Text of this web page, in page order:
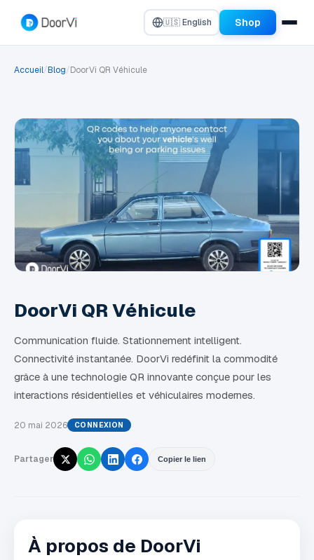
🇺🇸 English Shop
Accueil/Blog/DoorVi QR Véhicule
DoorVi QR Véhicule
Communication fluide. Stationnement intelligent.
Connectivité instantanée. DoorVi redéfinit la commodité
grâce à une technologie QR innovante conçue pour les
interactions résidentielles et véhiculaires modernes.
20 mai 2026 CONNEXION
Partager Copier le lien
À propos de DoorVi